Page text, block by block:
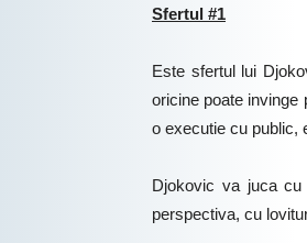
Sfertul #1
Este sfertul lui
oricine poate invinge
o executie cu public,
Djokovic va juca
perspectiva, cu